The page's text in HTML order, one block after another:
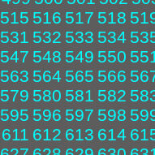
515 516 517 518
531 532 533 534
547 548 549 550
563 564 565 566
579 580 581 582
595 596 597 598
611 612 613 614